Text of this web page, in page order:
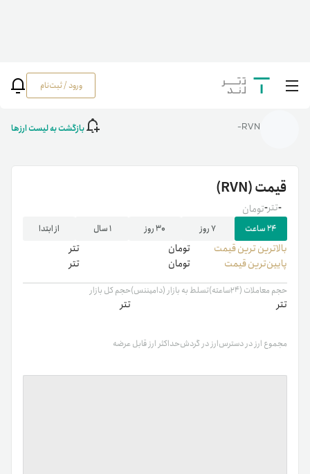
ورود / ثبت‌نام خانه رمزارزها/
RVN
RVN- بازگشت به لیست ارزها
قیمت(RVN)
-تومان -تتر
۲۴ ساعت ۷ روز ۳۰ روز ۱ سال از ابتدا
بالاترین ‌ترین قیمت تومان
تتر
پایین‌ترین قیمت
تومان تتر
حجم معاملات (۲۴ساعته)
تتر
تسلط به بازار (دامیننس)حجم کل بازار
تتر
مجموع ارز در دسترسارز در گردشحداکثر ارز قابل عرضه